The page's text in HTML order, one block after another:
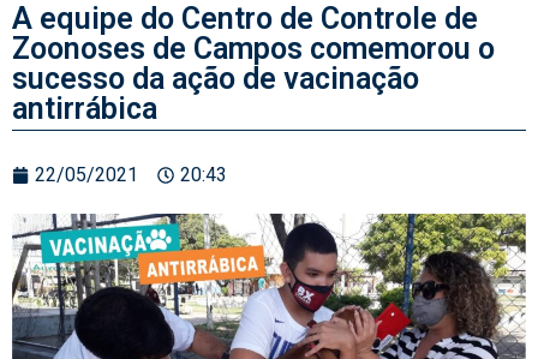
A equipe do Centro de Controle de
Zoonoses de Campos comemorou o
sucesso da ação de vacinação
antirrábica
22/05/2021 20:43